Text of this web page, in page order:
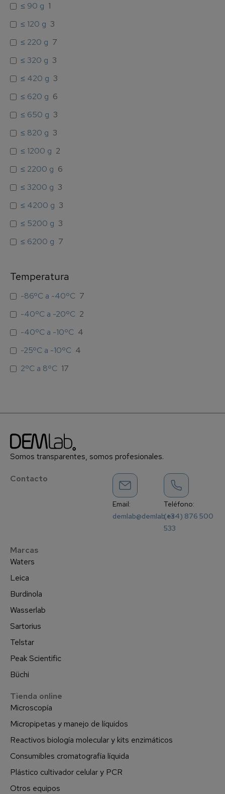
≤ 90 g 1
≤ 120 g 3
≤ 220 g 7
≤ 320 g 3
≤ 420 g 3
≤ 620 g 6
≤ 650 g 3
≤ 820 g 3
≤ 1200 g 2
≤ 2200 g 6
≤ 3200 g 3
≤ 4200 g 3
≤ 5200 g 3
≤ 6200 g 7
Temperatura
-86ºC a -40ºC 7
-40ºC a -20ºC 2
-40ºC a -10ºC 4
-25ºC a -10ºC 4
2ºC a 8ºC 17
Somos transparentes, somos profesionales.
Marcas
Waters
Leica
Burdinola
Wasserlab
Sartorius
Telstar
Peak Scientific
Büchi
Tienda online
Microscopía
Micropipetas y manejo de líquidos
Reactivos biología molecular y kits enzimáticos
Consumibles cromatografía líquida
Plástico cultivador celular y PCR
Otros equipos
Contacto
Email:
demlab@demlab.es
Teléfono:
(+34) 876 500
533